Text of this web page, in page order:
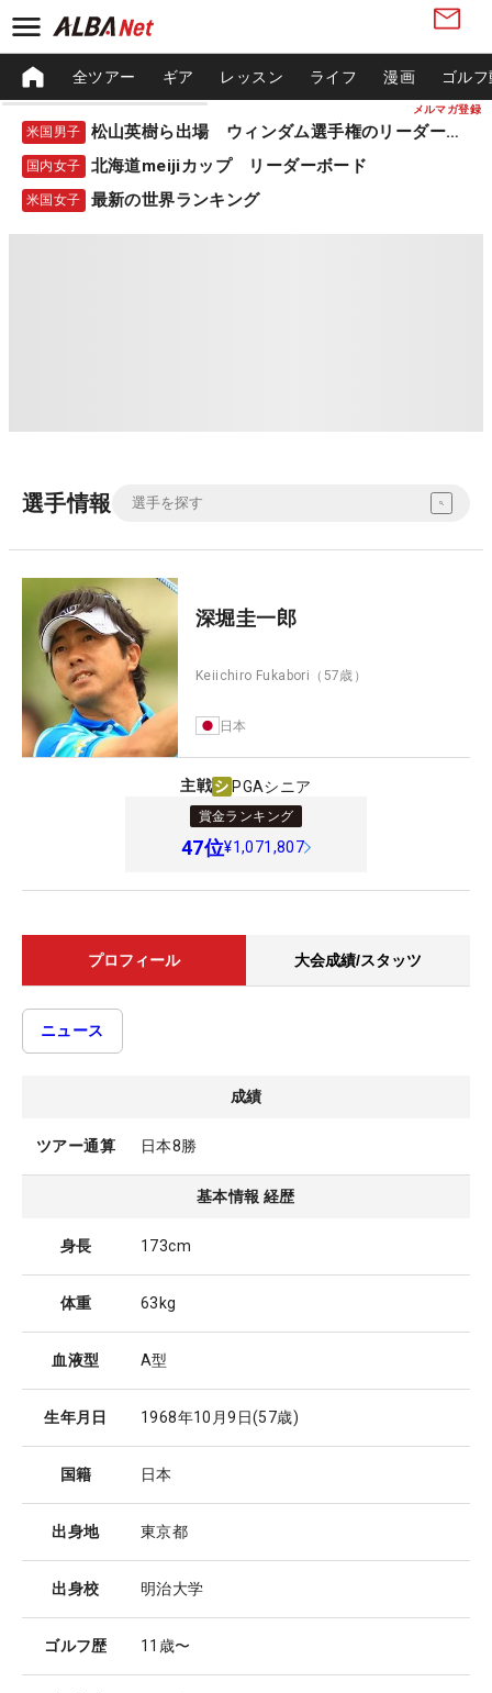
メルマガ登録
全ツアー ギア レッスン ライフ 漫画 ゴル
米国男子 松山英樹ら出場 ウィンダム選手権のリーダーボード
国内女子 北海道meijiカップ リーダーボード
米国女子 最新の世界ランキング
選手情報
深堀圭一郎
Keiichiro Fukabori （57歳）
日本
主戦 PGAシニア
賞金ランキング
47位¥1,071,807
プロフィール 大会成績/スタッツ
ニュース
成績
ツアー通算 日本8勝
基本情報 経歴
身長 173cm
体重 63kg
血液型 A型
生年月日 1968年10月9日(57歳)
国籍 日本
出身地 東京都
出身校 明治大学
ゴルフ歴 11歳〜